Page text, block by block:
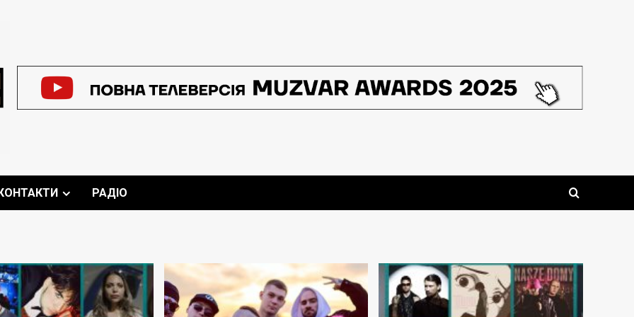
РАДІО